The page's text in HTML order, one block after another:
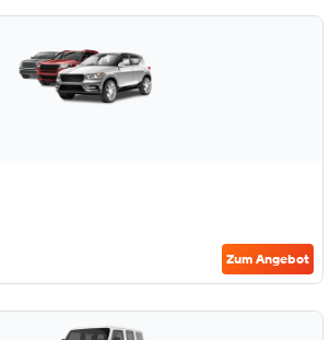
Zum Angebot